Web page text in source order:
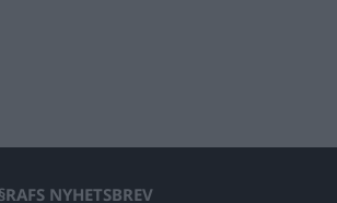
NYHETSBREV